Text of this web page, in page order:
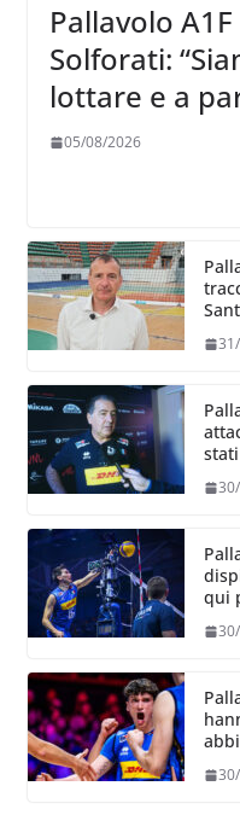
Pallavolo
Solforati:
lottare e a
primo giorno”
05/08/2026
qui